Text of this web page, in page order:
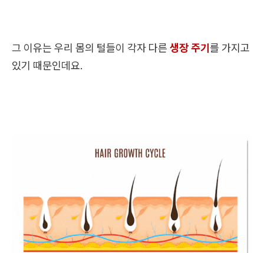
그 이유는 우리 몸의 털들이 각자 다른 생장 주기를 가지고
있기 때문인데요.